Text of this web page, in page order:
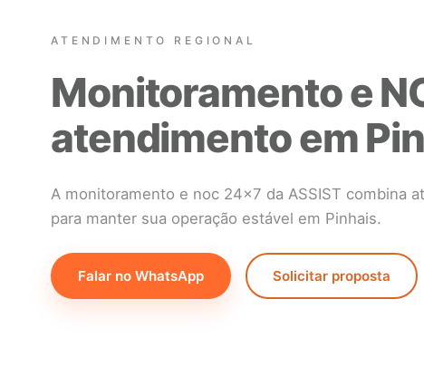
ATENDIMENTO REGIONAL
Monitoramento e
atendimento em
A monitoramento e noc 24×7 da ASSIST combina
para manter sua operação estável em Pinhais.
Falar no WhatsApp Solicitar proposta